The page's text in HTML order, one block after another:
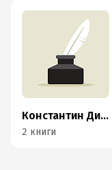
Константин Димидов
2 книги